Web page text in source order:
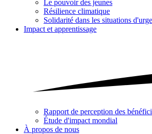
Le pouvoir des jeunes
Résilience climatique
Solidarité dans les situations
Impact et apprentissage
Rapport de perception des
Étude d'impact mondial
À propos de nous